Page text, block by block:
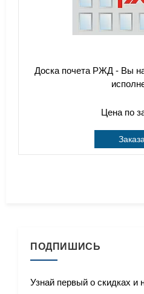
ПОДПИШИСЬ
Узнай первый о скидках и
Доска почета РЖД - Вы
Цена по